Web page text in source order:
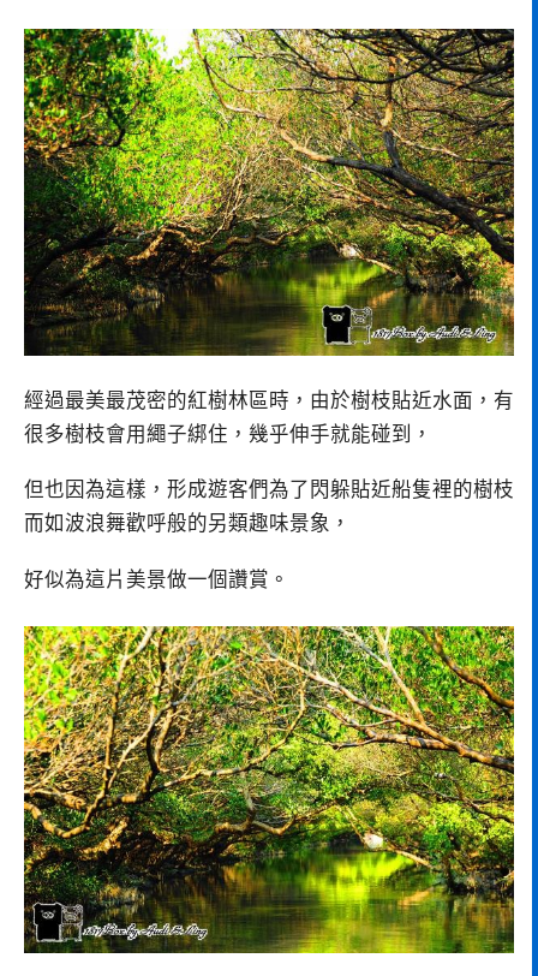
經過最美最茂密的紅樹林區時，由於樹枝貼近水面，有
很多樹枝會用繩子綁住，幾乎伸手就能碰到，
但也因為這樣，形成遊客們為了閃躲貼近船隻裡的樹枝
而如波浪舞歡呼般的另類趣味景象，
好似為這片美景做一個讚賞。